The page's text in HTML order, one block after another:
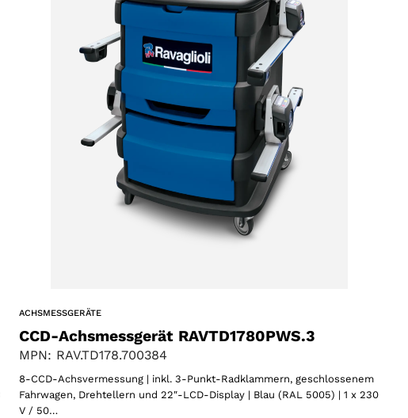
ACHSMESSGERÄTE
CCD-Achsmessgerät RAVTD1780PWS.3
MPN: RAV.TD178.700384
8-CCD-Achsvermessung | inkl. 3-Punkt-Radklammern, geschlossenem
Fahrwagen, Drehtellern und 22″-LCD-Display | Blau (RAL 5005) | 1 x 230
V / 50…